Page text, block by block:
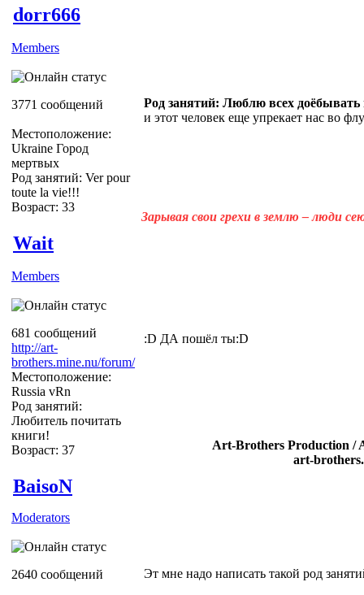
dorr666
Members
3771 сообщений
Местоположение:
Ukraine Город
мертвых
Род занятий: Ver pour
toute la vie!!!
Возраст: 33
Род занятий: Люблю всех
и этот человек еще упрекает нас во
Зарывая свои грехи в землю – люди
Wait
Members
681 сообщений
http://art-
brothers.mine.nu/forum/
Местоположение:
Russia vRn
Род занятий:
Любитель почитать
книги!
Возраст: 37
:D ДА пошёл ты:D
Art-Brothers Production /
art-
BaisoN
Moderators
2640 сообщений Эт мне надо написать такой род